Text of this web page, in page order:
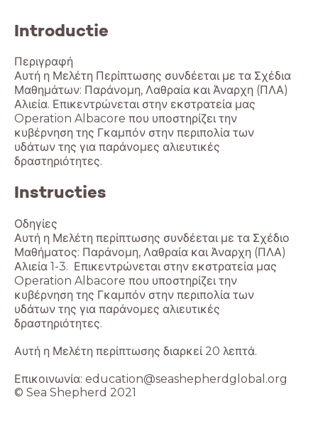
Introductie
Περιγραφή
Αυτή η Μελέτη Περίπτωσης συνδέεται με τα Σχέδια
Μαθημάτων: Παράνομη, Λαθραία και Άναρχη (ΠΛΑ)
Αλιεία. Επικεντρώνεται στην εκστρατεία μας
Operation Albacore που υποστηρίζει την
κυβέρνηση της Γκαμπόν στην περιπολία των
υδάτων της για παράνομες αλιευτικές
Instructies
Οδηγίες
Αυτή η Μελέτη περίπτωσης συνδέεται με τα Σχέδιο
Μαθήματος: Παράνομη, Λαθραία και Άναρχη (ΠΛΑ)
Αλιεία 1-3. Επικεντρώνεται στην εκστρατεία μας
Operation Albacore που υποστηρίζει την
κυβέρνηση της Γκαμπόν στην περιπολία των
υδάτων της για παράνομες αλιευτικές
δραστηριότητες.
Αυτή η Μελέτη περίπτωσης διαρκεί 20 λεπτά.
Επικοινωνία: education@seashepherdglobal.org
© Sea Shepherd 2021